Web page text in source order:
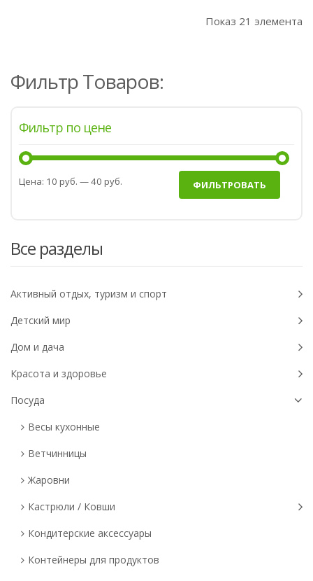
Показ 21 элемента
Фильтр Товаров:
Фильтр по цене
ФИЛЬТРОВАТЬ
Цена: 10 руб. —40 руб.
Все разделы
Активный отдых, туризм и спорт
Детский мир
Дом и дача
Красота и здоровье
Посуда
Весы кухонные
Ветчинницы
Жаровни
Кастрюли / Ковши
Кондитерские аксессуары
Контейнеры для продуктов